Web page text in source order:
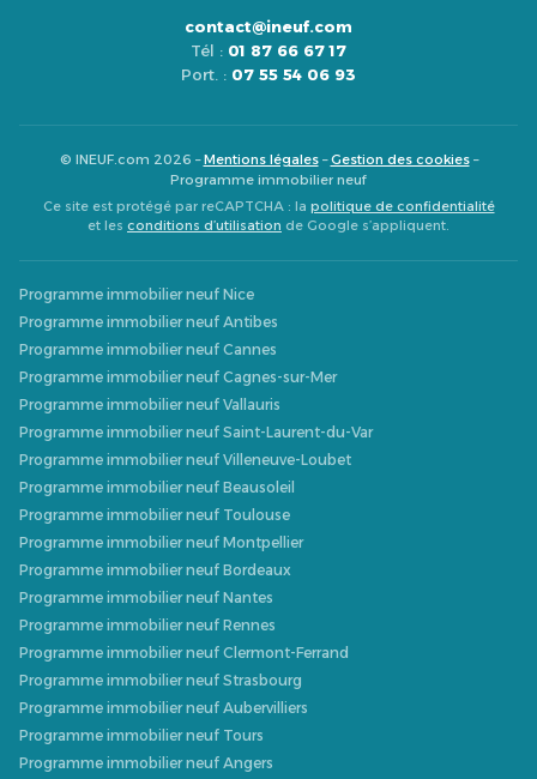
contact@ineuf.com
Tél : 01 87 66 67 17
Port. : 07 55 54 06 93
© INEUF.com 2026 –Mentions légales–Gestion des cookies–
Programme immobilier neuf
Ce site est protégé par reCAPTCHA : la politique de confidentialité
et les conditions d’utilisation de Google s’appliquent.
Programme immobilier neuf Nice
Programme immobilier neuf Antibes
Programme immobilier neuf Cannes
Programme immobilier neuf Cagnes-sur-Mer
Programme immobilier neuf Vallauris
Programme immobilier neuf Saint-Laurent-du-Var
Programme immobilier neuf Villeneuve-Loubet
Programme immobilier neuf Beausoleil
Programme immobilier neuf Toulouse
Programme immobilier neuf Montpellier
Programme immobilier neuf Bordeaux
Programme immobilier neuf Nantes
Programme immobilier neuf Rennes
Programme immobilier neuf Clermont-Ferrand
Programme immobilier neuf Strasbourg
Programme immobilier neuf Aubervilliers
Programme immobilier neuf Tours
Programme immobilier neuf Angers